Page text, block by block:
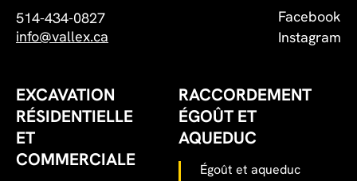
514-434-0827
info@vallex.ca
Facebook
Instagram
EXCAVATION
RÉSIDENTIELLE
ET
COMMERCIALE
RACCORDEMENT
ÉGOÛT ET
AQUEDUC
Égoût et aqueduc